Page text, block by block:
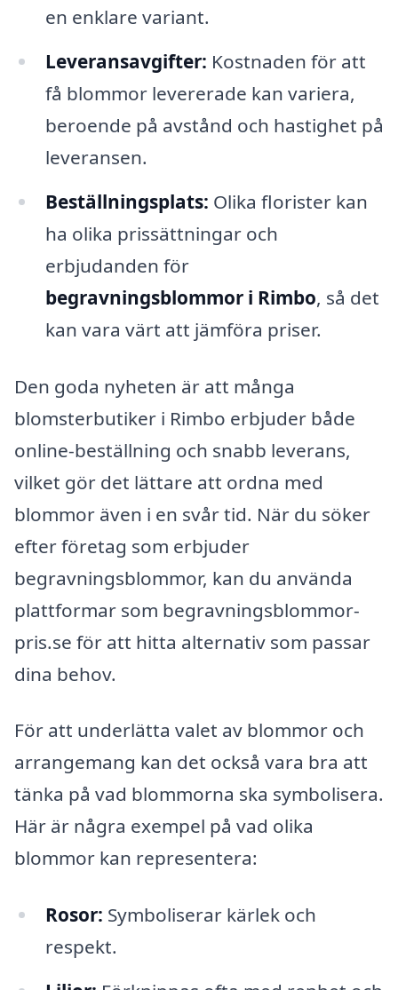
en enklare variant.
Leveransavgifter: Kostnaden för att
få blommor levererade kan variera,
beroende på avstånd och hastighet på
leveransen.
Beställningsplats: Olika florister kan
ha olika prissättningar och
erbjudanden för
begravningsblommor i Rimbo, så det
kan vara värt att jämföra priser.
Den goda nyheten är att många
blomsterbutiker i Rimbo erbjuder både
online-beställning och snabb leverans,
vilket gör det lättare att ordna med
blommor även i en svår tid. När du söker
efter företag som erbjuder
begravningsblommor, kan du använda
plattformar som begravningsblommor-
pris.se för att hitta alternativ som passar
dina behov.
För att underlätta valet av blommor och
arrangemang kan det också vara bra att
tänka på vad blommorna ska symbolisera.
Här är några exempel på vad olika
blommor kan representera:
Rosor: Symboliserar kärlek och
respekt.